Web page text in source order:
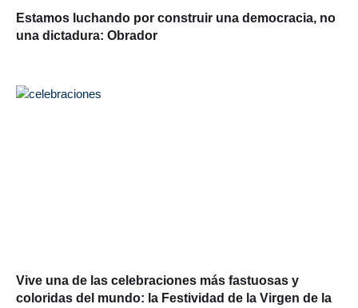
Estamos luchando por construir una democracia, no
una dictadura: Obrador
Vive una de las celebraciones más fastuosas y
coloridas del mundo: la Festividad de la Virgen de la